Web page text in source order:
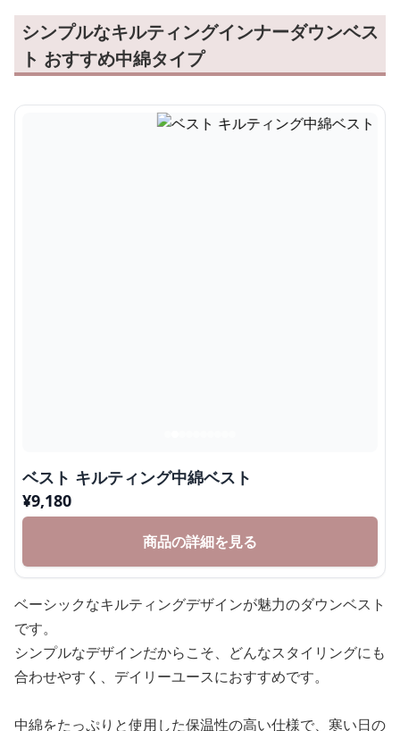
シンプルなキルティングインナーダウンベス
ト おすすめ中綿タイプ
ベスト キルティング中綿ベスト
¥9,180
商品の詳細を見る
ベーシックなキルティングデザインが魅力のダウンベスト
です。
シンプルなデザインだからこそ、どんなスタイリングにも
合わせやすく、デイリーユースにおすすめです。
中綿をたっぷりと使用した保温性の高い仕様で、寒い日の